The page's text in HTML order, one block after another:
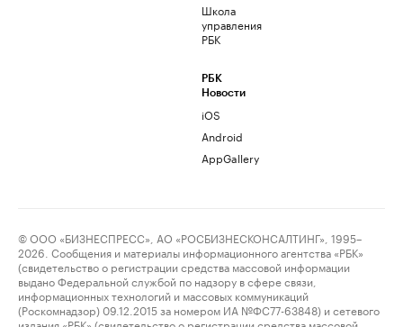
Школа
управления
РБК
РБК
Новости
iOS
Android
AppGallery
© ООО «БИЗНЕСПРЕСС», АО «РОСБИЗНЕСКОНСАЛТИНГ», 1995–
2026. Сообщения и материалы информационного агентства «РБК»
(свидетельство о регистрации средства массовой информации
выдано Федеральной службой по надзору в сфере связи,
информационных технологий и массовых коммуникаций
(Роскомнадзор) 09.12.2015 за номером ИА №ФС77-63848) и сетевого